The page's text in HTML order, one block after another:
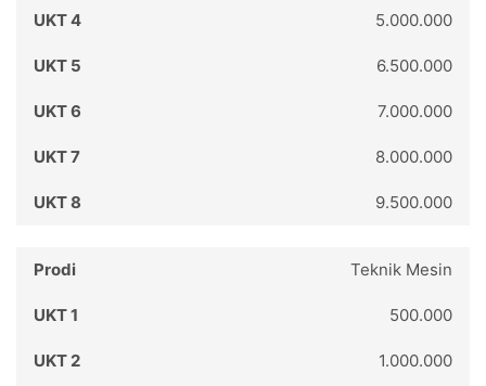
5.000.000
6.500.000
7.000.000
8.000.000
9.500.000
Teknik Mesin
500.000
1.000.000